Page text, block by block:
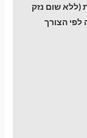
וילונות מותקנים תוך 15 דקות (ללא שום נזק
לפי הצורך